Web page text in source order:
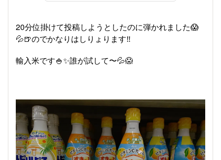
20分位掛けて投稿しようとしたのに弾かれました😱
💦🍺のでかなりはしりょります‼️
輸入米です🍚✨誰が試して〜💦😱